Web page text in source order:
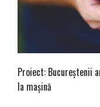
Proiect: Bucureștenii
la mașină